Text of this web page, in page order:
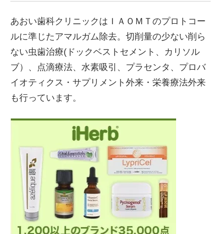
あおい歯科クリニックはＩＡＯＭＴのプロトコー
ルに準じたアマルガム除去。切削量の少ない削ら
ない虫歯治療(ドックベストセメント、カリソル
ブ）、点滴療法、水素吸引、プラセンタ、プロバ
イオティクス・サプリメント外来・栄養療法外来
も行っています。